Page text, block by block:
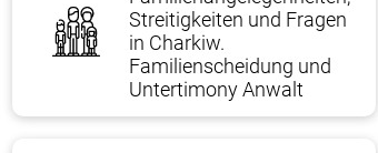
Streitigkeiten und Fragen
in Charkiw.
Familienscheidung und
Untertimony Anwalt